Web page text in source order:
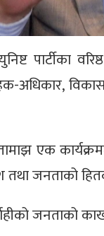
पार्टीका
अधिकार,
एक
जनताको
जनताको